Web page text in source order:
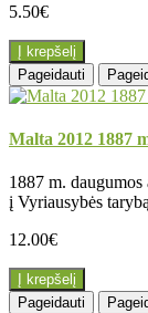
5.50€
Į krepšelį
Pageidauti
Malta 2012 1887
1887 m.
į Vyriausybės
12.00€
Į krepšelį
Pageidauti